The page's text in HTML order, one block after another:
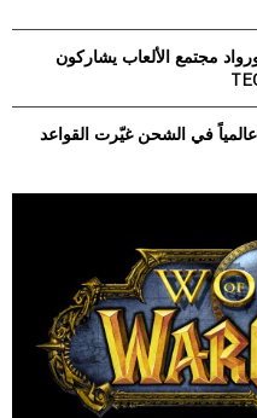
H
مجتمع الألعاب يشاركون
عالمياً في الشحن غيّرت القواعد